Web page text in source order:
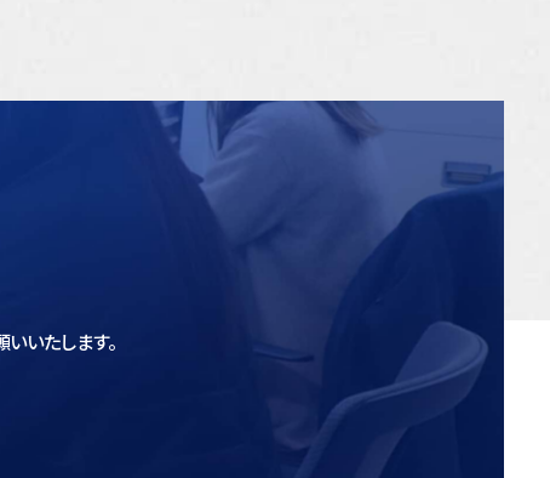
いたします。